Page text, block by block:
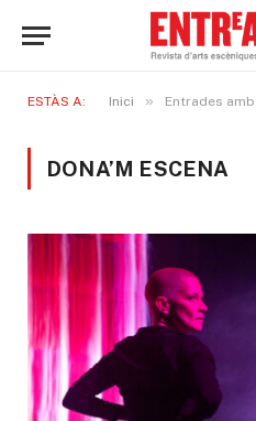
ESTÀS A: Inici » Entrades
DONA’M ESCENA